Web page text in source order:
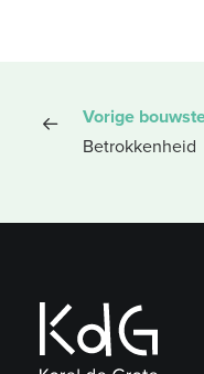
Vorige
Betrokkenheid